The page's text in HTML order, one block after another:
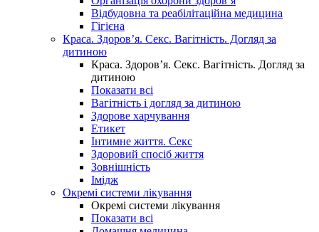
Відбудовна та реабілітаційна медицина
Гігієна
Краса. Здоров’я. Секс. Вагітність. Догляд за
дитиною
Краса. Здоров’я. Секс. Вагітність. Догляд за
дитиною
Показати всі
Вагітність і догляд за дитиною
Здорове харчування
Етикет
Інтимне життя. Секс
Здоровий спосіб життя
Зовнішність
Імідж
Окремі системи лікування
Окремі системи лікування
Показати всі